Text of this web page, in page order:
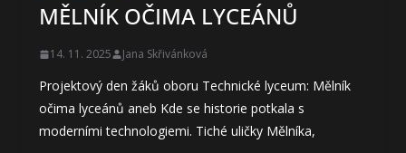
MĚLNÍK OČIMA LYCEÁNŮ
14. 11. 2025 Jana Skřivánková
Projektový den žáků oboru Technické lyceum: Mělník
očima lyceánů aneb Kde se historie potkala s
moderními technologiemi. Tiché uličky Mělníka,